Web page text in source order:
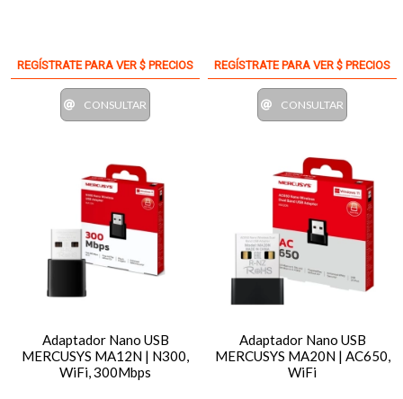
REGÍSTRATE PARA VER $ PRECIOS
CONSULTAR
REGÍSTRATE PARA VER $ PRECIOS
CONSULTAR
Adaptador Nano USB
MERCUSYS MA12N | N300,
WiFi, 300Mbps
Adaptador Nano USB
MERCUSYS MA20N | AC650,
WiFi